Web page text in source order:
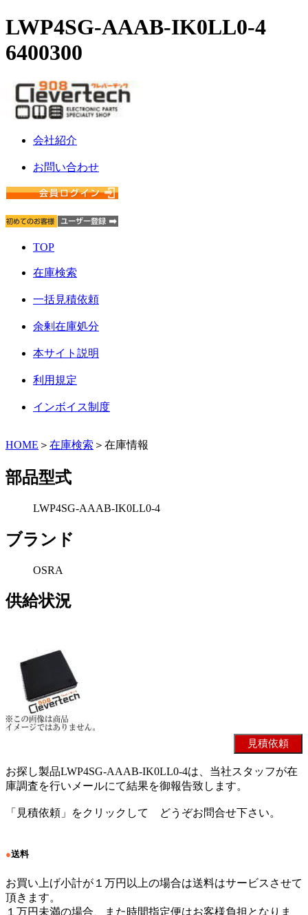
LWP4SG-AAAB-IK0LL0-4
6400300
会社紹介
お問い合わせ
TOP
在庫検索
一括見積依頼
余剰在庫処分
本サイト説明
利用規定
インボイス制度
HOME ＞ 在庫検索 ＞在庫情報
部品型式
LWP4SG-AAAB-IK0LL0-4
ブランド
OSRA
供給状況
お探し製品LWP4SG-AAAB-IK0LL0-4は、当社スタッフが在
庫調査を行いメールにて結果を御報告致します。
「見積依頼」をクリックして どうぞお問合せ下さい。
●送料
お買い上げ小計が１万円以上の場合は送料はサービスさせて
頂きます。
１万円未満の場合、また時間指定便はお客様負担となりま